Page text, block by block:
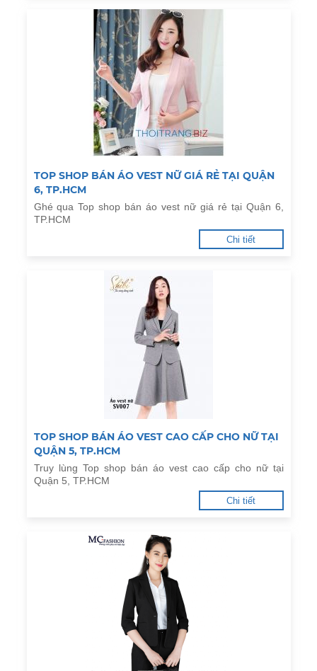
TOP SHOP BÁN ÁO VEST NỮ GIÁ RẺ TẠI QUẬN
6, TP.HCM
Ghé qua Top shop bán áo vest nữ giá rẻ tại Quận 6,
TP.HCM
Chi tiết
TOP SHOP BÁN ÁO VEST CAO CẤP CHO NỮ TẠI
QUẬN 5, TP.HCM
Truy lùng Top shop bán áo vest cao cấp cho nữ tại
Quận 5, TP.HCM
Chi tiết